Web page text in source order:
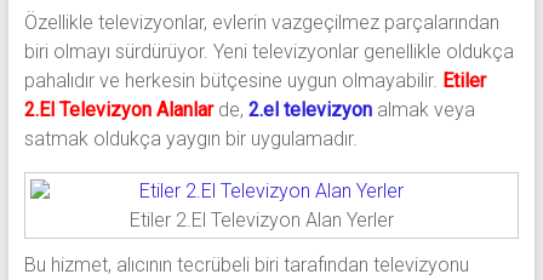
Özellikle televizyonlar, evlerin vazgeçilmez parçalarından
biri olmayı sürdürüyor. Yeni televizyonlar genellikle oldukça
pahalıdır ve herkesin bütçesine uygun olmayabilir. Etiler
2.El Televizyon Alanlarde, 2.el televizyonalmak veya
satmak oldukça yaygın bir uygulamadır.
Etiler 2.El Televizyon Alan Yerler
Bu hizmet, alıcının tecrübeli biri tarafından televizyonu